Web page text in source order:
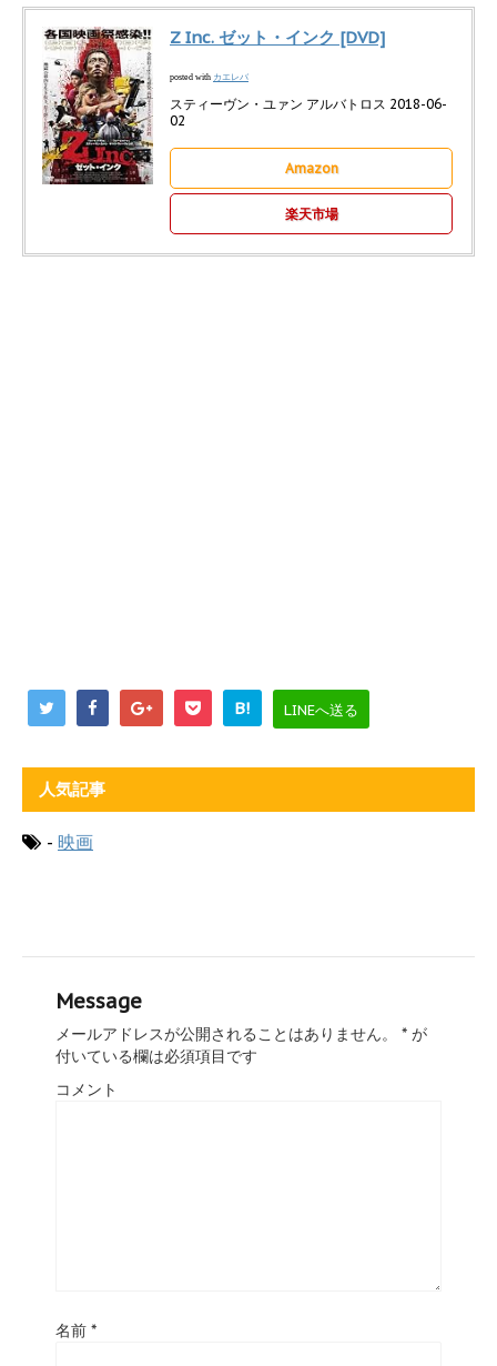
Z Inc. ゼット・インク [DVD]
posted with カエレバ
スティーヴン・ユァン アルバトロス 2018-06-
02
Amazon
楽天市場
B! LINEへ送る
人気記事
- 映画
Message
メールアドレスが公開されることはありません。 * が
付いている欄は必須項目です
コメント
名前 *